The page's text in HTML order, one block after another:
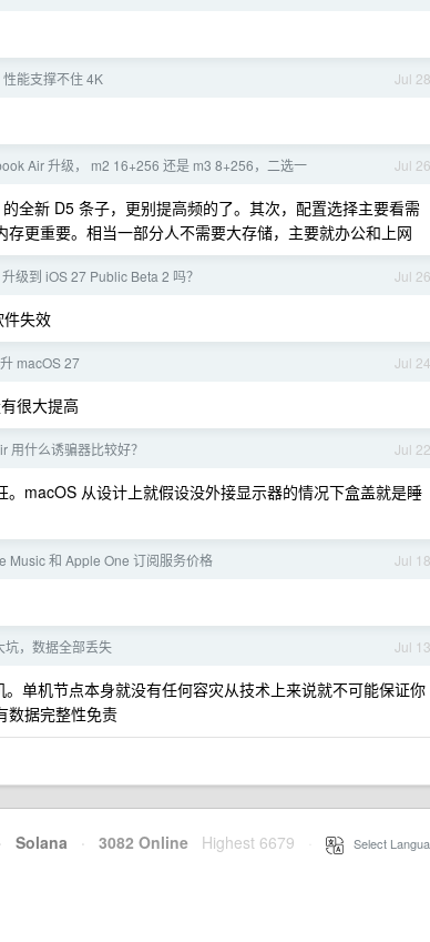
Jul 28
能支撑不住 4K
Jul 26
Air 升级， m2 16+256 还是 m3 8+256，二选一
全新 D5 条子，更别提高频的了。其次，配置选择主要看需
更重要。相当一部分人不需要大存储，主要就办公和上网
Jul 26
级到 iOS 27 Public Beta 2 吗？
失效
Jul 24
macOS 27
很大提高
Jul 22
用什么诱骗器比较好？
macOS 从设计上就假设没外接显示器的情况下盒盖就是睡
Jul 18
Music 和 Apple One 订阅服务价格
Jul 13
，数据全部丢失
单机节点本身就没有任何容灾从技术上来说就不可能保证你
数据完整性免责
Solana · 3082 Online Highest 6679 Select